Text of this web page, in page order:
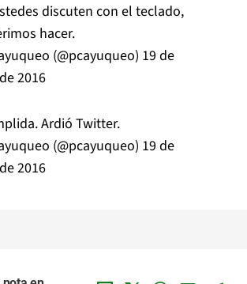
discuten con el teclado,
hacer.
(@pcayuqueo) 19 de
2016
Ardió Twitter.
(@pcayuqueo) 19 de
2016